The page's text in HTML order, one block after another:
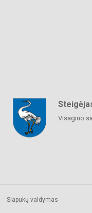
Visagino
Slapukų valdymas